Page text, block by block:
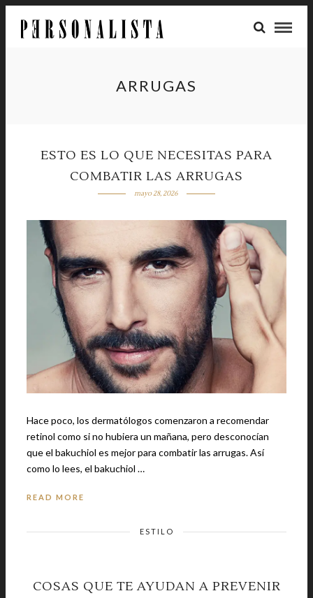
ARRUGAS
ESTO ES LO QUE NECESITAS PARA
COMBATIR LAS ARRUGAS
mayo 28, 2026
Hace poco, los dermatólogos comenzaron a recomendar
retinol como si no hubiera un mañana, pero desconocían
que el bakuchiol es mejor para combatir las arrugas. Así
como lo lees, el bakuchiol …
READ MORE
ESTILO
COSAS QUE TE AYUDAN A PREVENIR